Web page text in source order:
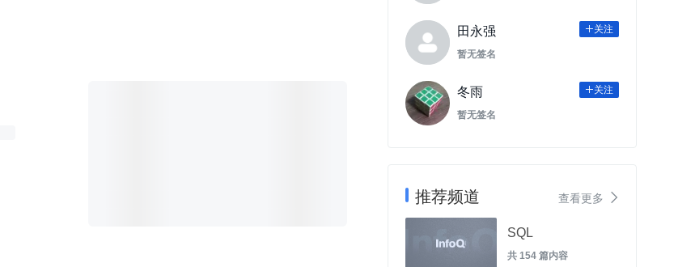
田永强 关注
暂无签名
冬雨 关注
暂无签名
推荐频道 查看更多 
SQL
共 154 篇内容